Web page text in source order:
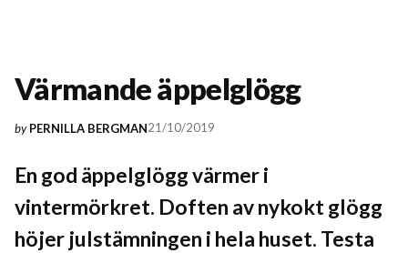
Värmande äppelglögg
by PERNILLA BERGMAN21/10/2019
En god äppelglögg värmer i
vintermörkret. Doften av nykokt glögg
höjer julstämningen i hela huset. Testa